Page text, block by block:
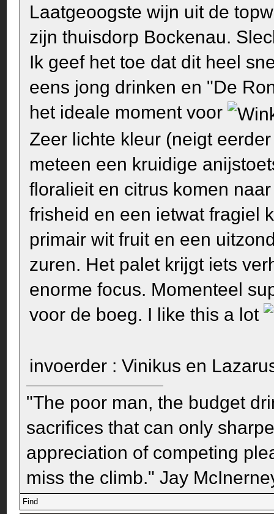
Laatgeoogste wijn uit de
zijn thuisdorp Bockenau.
Ik geef het toe dat dit heel
eens jong drinken en "De
het ideale moment voor
Zeer lichte kleur (neigt
meteen een kruidige
floralieit en citrus komen
frisheid en een ietwat fragiel
primair wit fruit en een
zuren. Het palet krijgt iets
enorme focus. Momenteel
voor de boeg. I like this a lot
invoerder : Vinikus en
"The poor man, the budget
sacrifices that can only
appreciation of competing
miss the climb." Jay
Find